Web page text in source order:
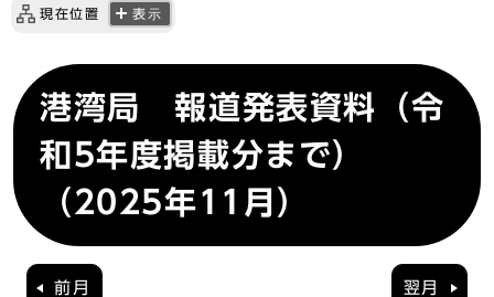
現在位置 表示
港湾局 報道発表資料（令
和5年度掲載分まで）
（2025年11月）
前月 翌月